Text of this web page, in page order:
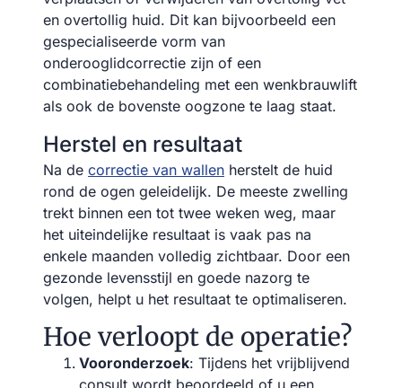
en overtollig huid. Dit kan bijvoorbeeld een
gespecialiseerde vorm van
onderooglidcorrectie zijn of een
combinatiebehandeling met een wenkbrauwlift
als ook de bovenste oogzone te laag staat.
Herstel en resultaat
Na de correctie van wallen herstelt de huid
rond de ogen geleidelijk. De meeste zwelling
trekt binnen een tot twee weken weg, maar
het uiteindelijke resultaat is vaak pas na
enkele maanden volledig zichtbaar. Door een
gezonde levensstijl en goede nazorg te
volgen, helpt u het resultaat te optimaliseren.
Hoe verloopt de operatie?
Vooronderzoek: Tijdens het vrijblijvend